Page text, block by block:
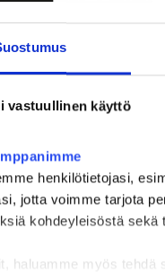
vastuullinen käyttö
henkilötietojasi,
jotta voimme tarjota
kohdeyleisöstä
haluamme myös tehdä